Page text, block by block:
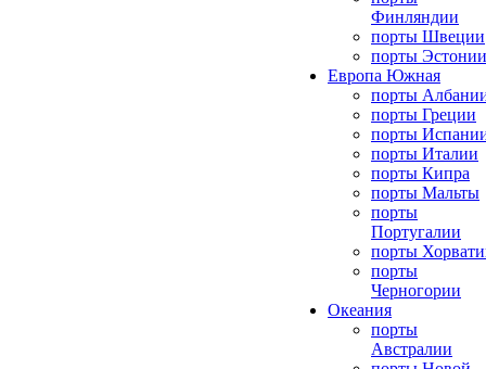
Финляндии
порты Швеции
порты Эстонии
Европа Южная
порты
порты Греции
порты
порты Италии
порты Кипра
порты Мальты
порты
Португалии
порты
порты
Черногории
Океания
порты
Австралии